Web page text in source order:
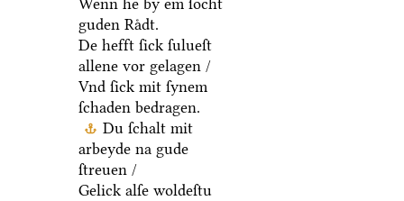
Wenn he by em ſocht
guden Raͤdt.
De hefft ſick ſulueſt
allene vor gelagen /
Vnd ſick mit ſynem
ſchaden bedragen.
Du ſchalt mit
arbeyde na gude
ſtreuen /
Gelick alſe woldeſtu